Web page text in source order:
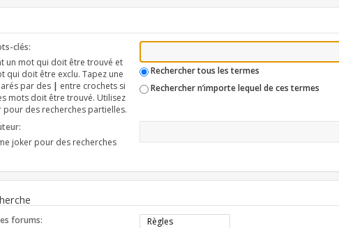
clés:
un mot qui doit être trouvé et
qui doit être exclu. Tapez une
par des | entre crochets si
mots doit être trouvé. Utilisez
des recherches partielles.
Rechercher tous les termes
Rechercher n’importe lequel de ces termes
joker pour des recherches
forums: